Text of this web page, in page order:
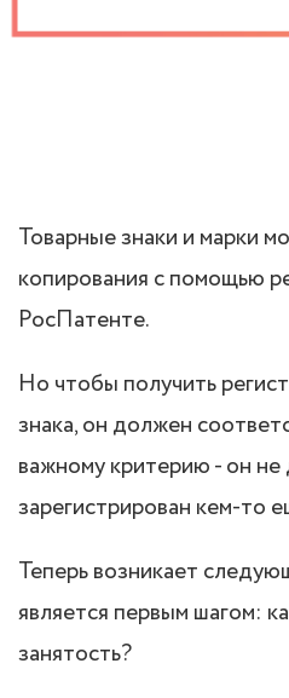
Товарные знаки и марки
копирования с помощью
РосПатенте.
Но чтобы получить
знака, он должен
важному критерию - он
зарегистрирован кем-то
Теперь возникает
является первым шагом:
занятость?